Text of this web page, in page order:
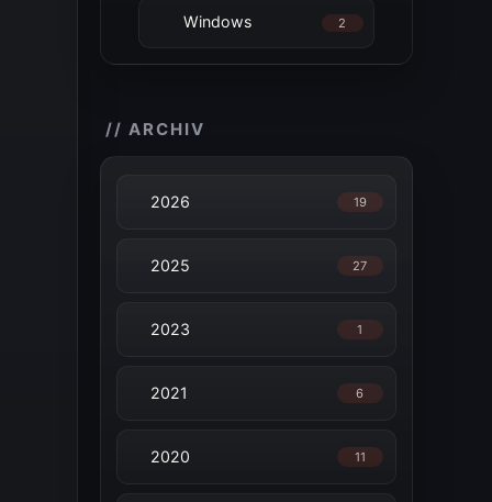
Windows 2
// ARCHIV
2026 19
2025 27
2023 1
2021 6
2020 11